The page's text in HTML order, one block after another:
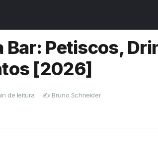
Bar: Petiscos,
[2026]
de leitura ✍️ Bruno Schneider